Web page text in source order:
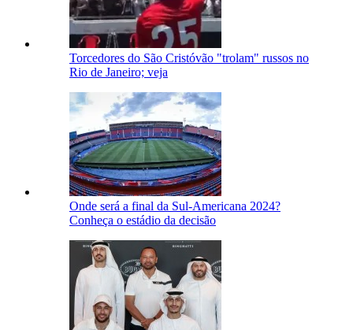
Torcedores do São Cristóvão "trolam" russos no
Rio de Janeiro; veja
Onde será a final da Sul-Americana 2024?
Conheça o estádio da decisão